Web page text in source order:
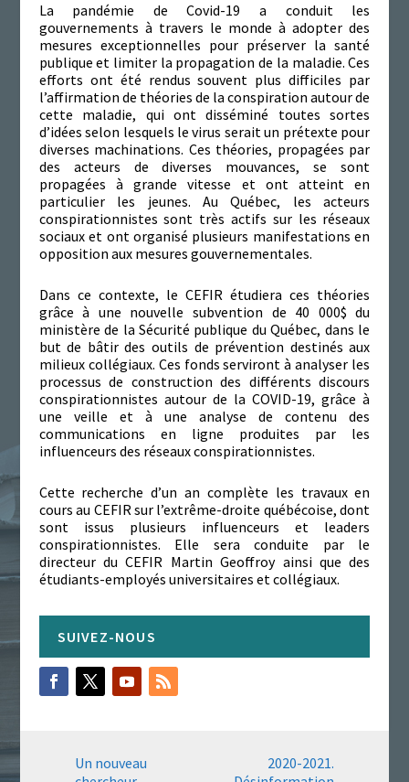
La pandémie de Covid-19 a conduit les
gouvernements à travers le monde à adopter des
mesures exceptionnelles pour préserver la santé
publique et limiter la propagation de la maladie. Ces
efforts ont été rendus souvent plus difficiles par
l’affirmation de théories de la conspiration autour de
cette maladie, qui ont disséminé toutes sortes
d’idées selon lesquels le virus serait un prétexte pour
diverses machinations. Ces théories, propagées par
des acteurs de diverses mouvances, se sont
propagées à grande vitesse et ont atteint en
particulier les jeunes. Au Québec, les acteurs
conspirationnistes sont très actifs sur les réseaux
sociaux et ont organisé plusieurs manifestations en
opposition aux mesures gouvernementales.
Dans ce contexte, le CEFIR étudiera ces théories
grâce à une nouvelle subvention de 40 000$ du
ministère de la Sécurité publique du Québec, dans le
but de bâtir des outils de prévention destinés aux
milieux collégiaux. Ces fonds serviront à analyser les
processus de construction des différents discours
conspirationnistes autour de la COVID-19, grâce à
une veille et à une analyse de contenu des
communications en ligne produites par les
influenceurs des réseaux conspirationnistes.
Cette recherche d’un an complète les travaux en
cours au CEFIR sur l’extrême-droite québécoise, dont
sont issus plusieurs influenceurs et leaders
conspirationnistes. Elle sera conduite par le
directeur du CEFIR Martin Geoffroy ainsi que des
étudiants-employés universitaires et collégiaux.
Un nouveau
2020-2021.